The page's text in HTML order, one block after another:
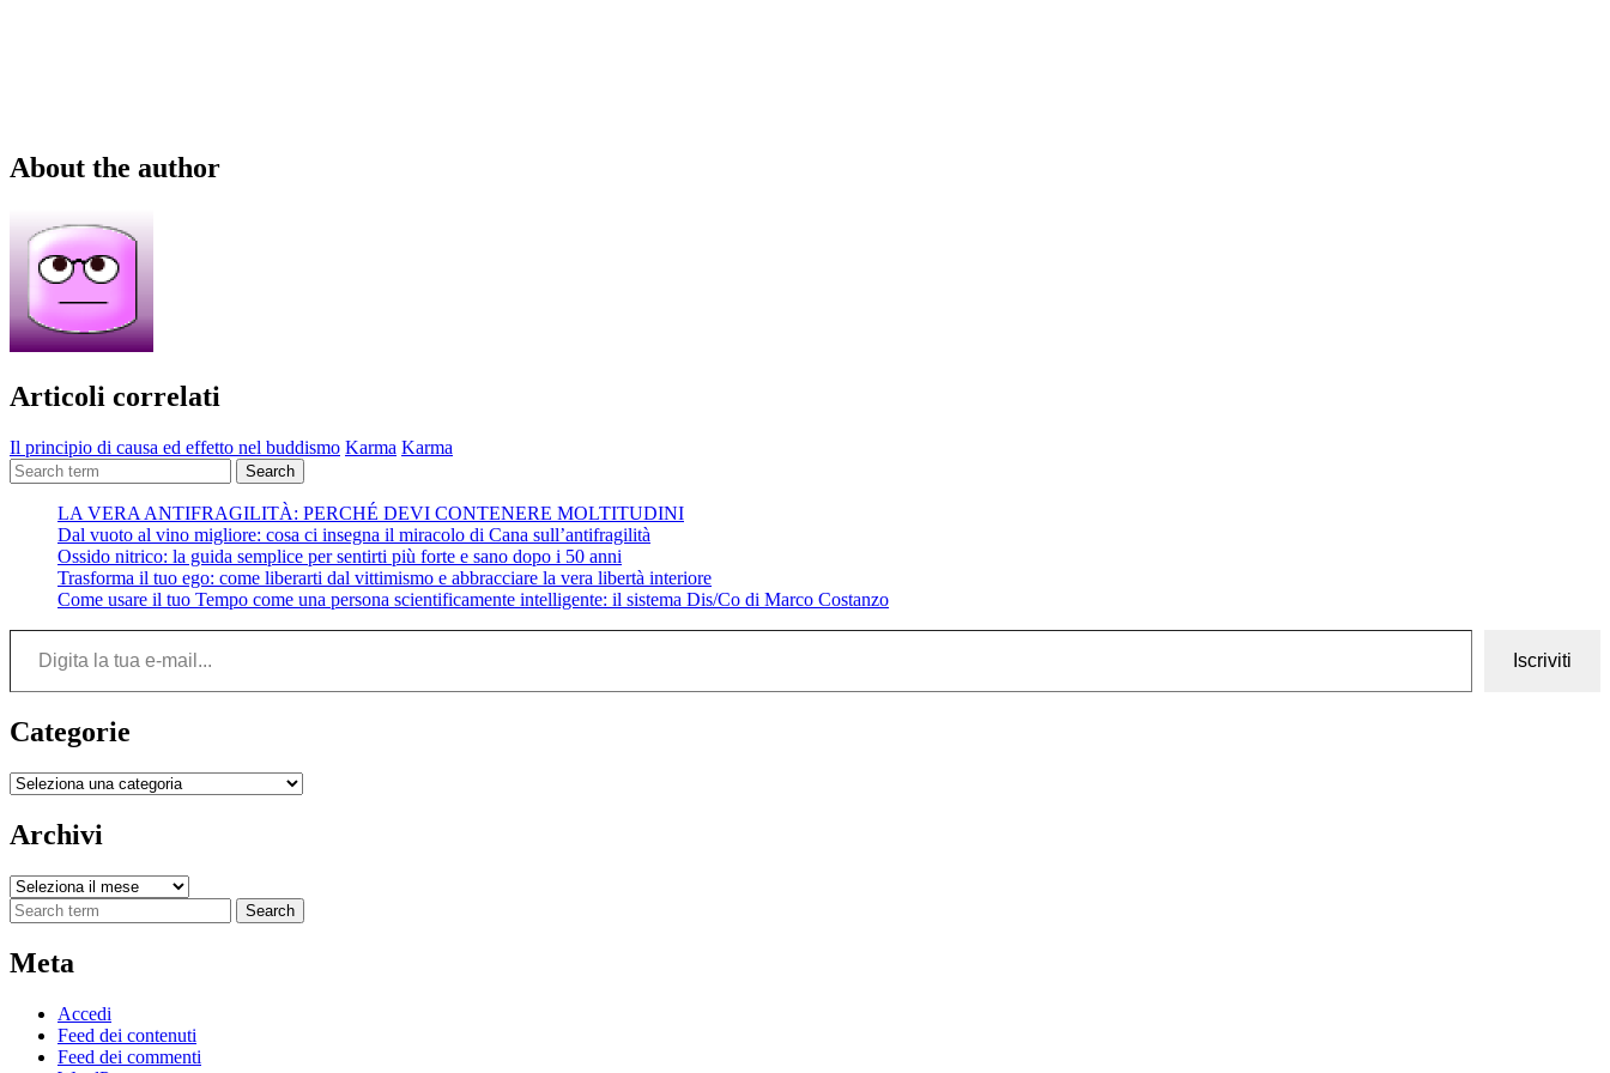
About the author
Articoli correlati
Il principio di causa ed effetto nel buddismo Karma Karma
Search
LA VERA ANTIFRAGILITÀ: PERCHÉ DEVI CONTENERE MOLTITUDINI
Dal vuoto al vino migliore: cosa ci insegna il miracolo di Cana sull’antifragilità
Ossido nitrico: la guida semplice per sentirti più forte e sano dopo i 50 anni
Trasforma il tuo ego: come liberarti dal vittimismo e abbracciare la vera libertà interiore
Come usare il tuo Tempo come una persona scientificamente intelligente: il sistema Dis/Co di Marco Costanzo
Digita la tua e-mail...
Iscriviti
Categorie
Categorie
Archivi
Archivi
Search
Meta
Accedi
Feed dei contenuti
Feed dei commenti